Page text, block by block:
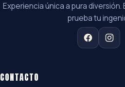
Experiencia única a pura diversión.
prueba tu
CONTACTO